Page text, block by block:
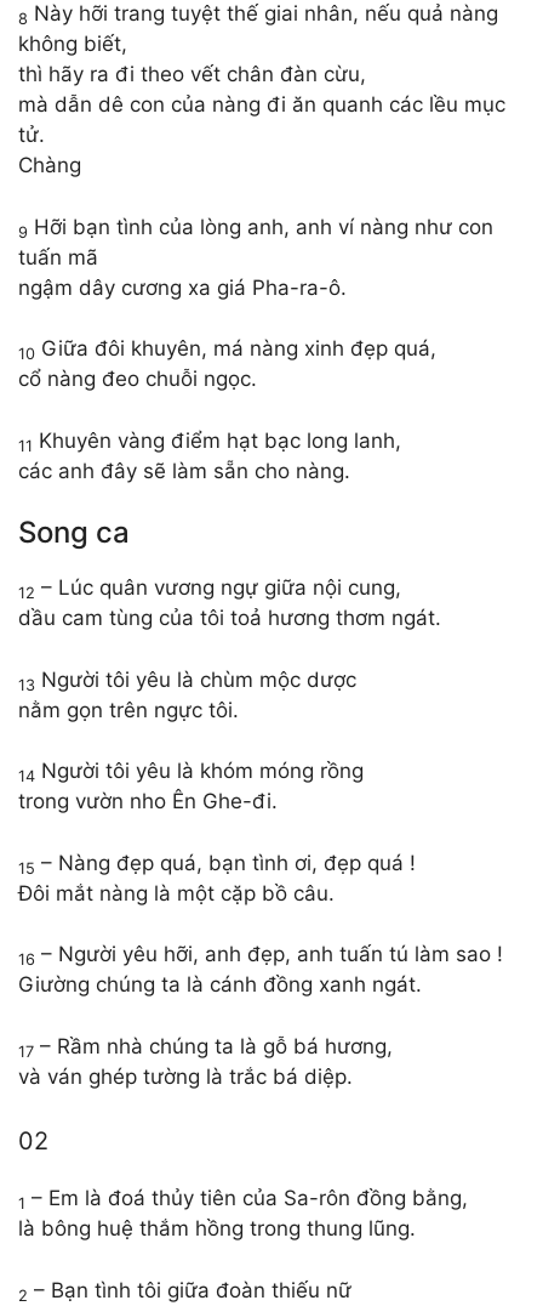
8 Này hỡi trang tuyệt thế giai nhân, nếu quả nàng
không biết,
thì hãy ra đi theo vết chân đàn cừu,
mà dẫn dê con của nàng đi ăn quanh các lều mục
tử.
Chàng
9 Hỡi bạn tình của lòng anh, anh ví nàng như con
tuấn mã
ngậm dây cương xa giá Pha-ra-ô.
10 Giữa đôi khuyên, má nàng xinh đẹp quá,
cổ nàng đeo chuỗi ngọc.
11 Khuyên vàng điểm hạt bạc long lanh,
các anh đây sẽ làm sẵn cho nàng.
Song ca
12 – Lúc quân vương ngự giữa nội cung,
dầu cam tùng của tôi toả hương thơm ngát.
13 Người tôi yêu là chùm mộc dược
nằm gọn trên ngực tôi.
14 Người tôi yêu là khóm móng rồng
trong vườn nho Ên Ghe-đi.
15 – Nàng đẹp quá, bạn tình ơi, đẹp quá !
Đôi mắt nàng là một cặp bồ câu.
16 – Người yêu hỡi, anh đẹp, anh tuấn tú làm sao !
Giường chúng ta là cánh đồng xanh ngát.
17 – Rầm nhà chúng ta là gỗ bá hương,
và ván ghép tường là trắc bá diệp.
02
1 – Em là đoá thủy tiên của Sa-rôn đồng bằng,
là bông huệ thắm hồng trong thung lũng.
2 – Bạn tình tôi giữa đoàn thiếu nữ